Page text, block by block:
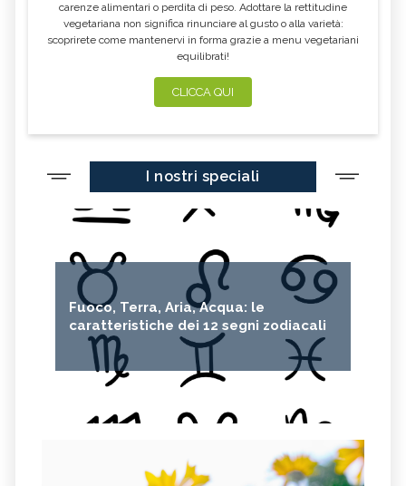
carenze alimentari o perdita di peso. Adottare la rettitudine
vegetariana non significa rinunciare al gusto o alla varietà:
scoprirete come mantenervi in forma grazie a menu vegetariani
equilibrati!
CLICCA QUI
I nostri speciali
Fuoco, Terra, Aria, Acqua: le
caratteristiche dei 12 segni zodiacali